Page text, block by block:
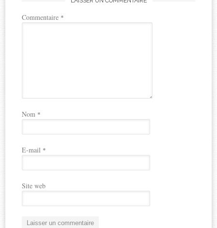
Commentaire *
Nom *
E-mail *
Site web